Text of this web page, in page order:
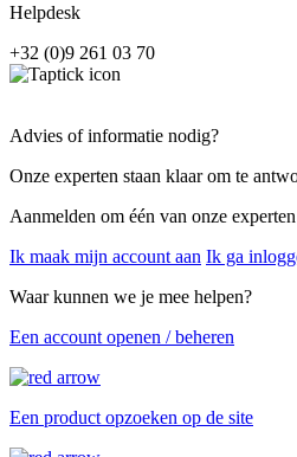
Helpdesk
+32 (0)9 261 03 70
Advies of informatie nodig?
Onze experten staan klaar om te
Aanmelden om één van onze
Ik maak mijn account aan Ik ga
Waar kunnen we je mee helpen?
Een account openen / beheren
Een product opzoeken op de site